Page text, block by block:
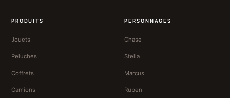
PRODUITS
Jouets
Peluches
Coffrets
Camions
PERSONNAGES
Chase
Stella
Marcus
Ruben